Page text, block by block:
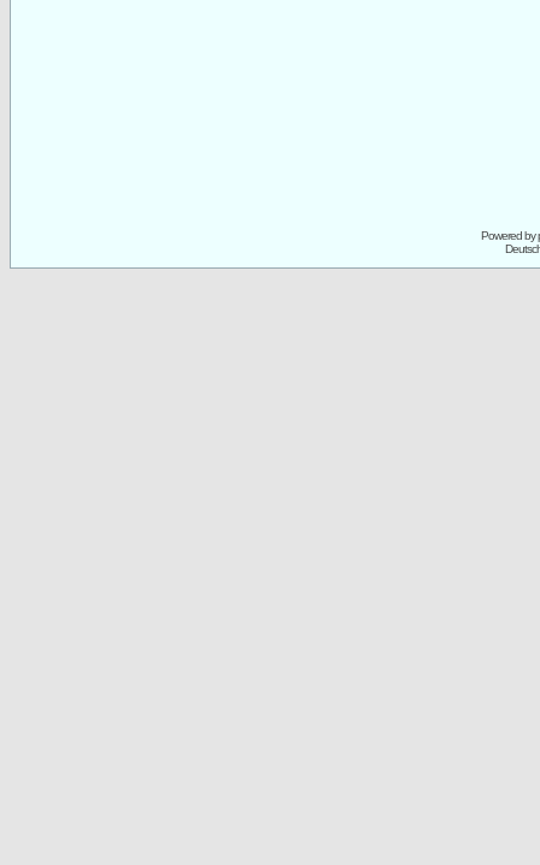
Powered by